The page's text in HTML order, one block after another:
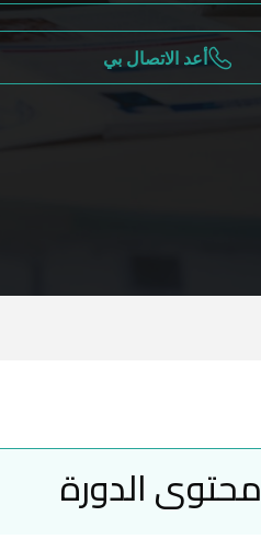
أعد الاتصال بي
محتوى الدورة